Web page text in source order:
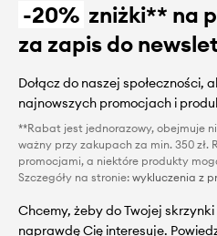
-20% zniżki** na
za zapis do
Dołącz do naszej
najnowszych promocjach i
**Rabat jest jednorazowy, obejmuje
ważny przy zakupach za min. 350 zł.
promocjami, a niektóre produkty
Szczegóły na stronie: wykluczenia z
Chcemy, żeby do Twojej
naprawdę Cię interesuje.